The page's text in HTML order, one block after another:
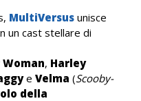
MultiVersus unisce
un cast stellare di
, Harley
e Velma (Scooby-
della